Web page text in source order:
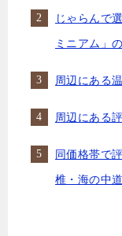
じゃらんで
ミニアム」
周辺にある
周辺にある
同価格帯で
椎・海の中